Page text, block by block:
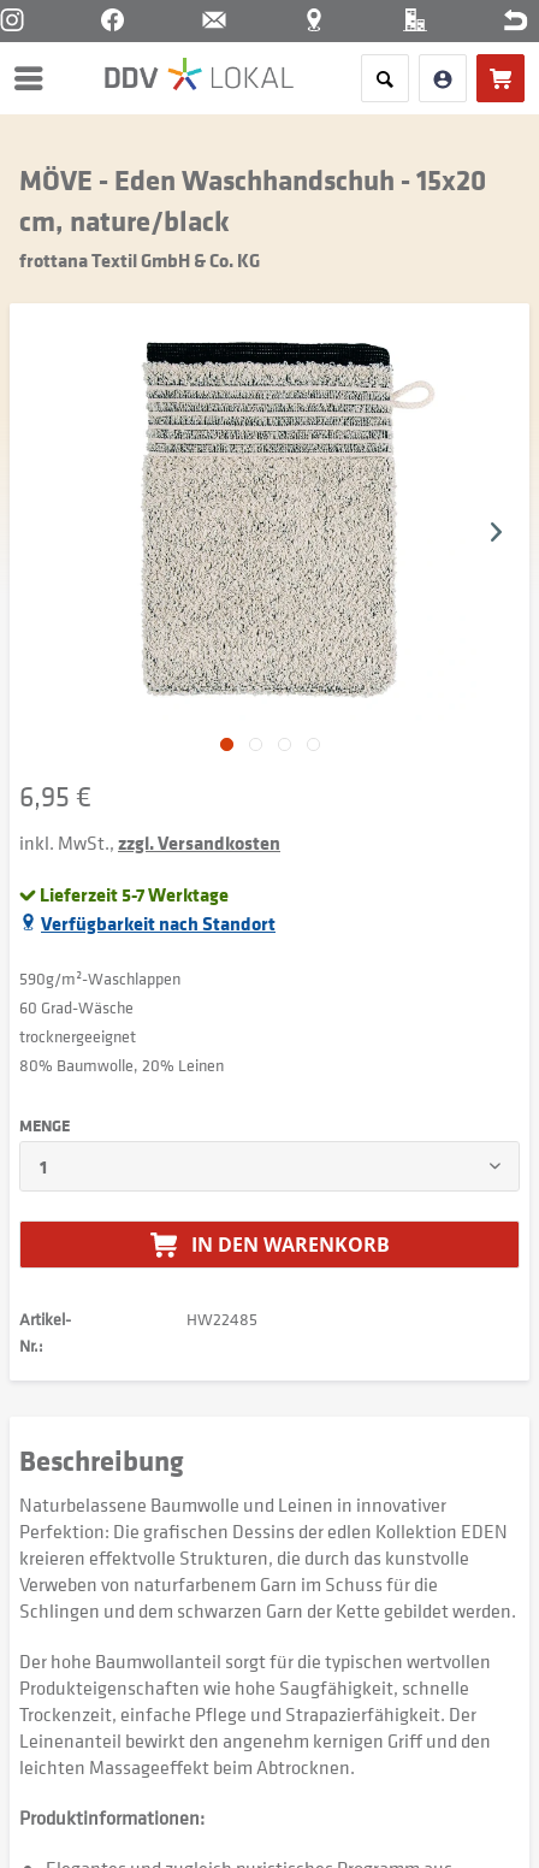
Menü
MÖVE - Eden Waschhandschuh - 15x20
cm, nature/black
frottana Textil GmbH & Co. KG
6,95 €
inkl. MwSt.,zzgl. Versandkosten
Lieferzeit 5-7 Werktage
Verfügbarkeit nach Standort
590g/m²-Waschlappen
60 Grad-Wäsche
trocknergeeignet
80% Baumwolle, 20% Leinen
MENGE
IN DEN WARENKORB
Artikel-
Nr.:
HW22485
Beschreibung
Naturbelassene Baumwolle und Leinen in innovativer
Perfektion: Die grafischen Dessins der edlen Kollektion EDEN
kreieren effektvolle Strukturen, die durch das kunstvolle
Verweben von naturfarbenem Garn im Schuss für die
Schlingen und dem schwarzen Garn der Kette gebildet werden.
Der hohe Baumwollanteil sorgt für die typischen wertvollen
Produkteigenschaften wie hohe Saugfähigkeit, schnelle
Trockenzeit, einfache Pflege und Strapazierfähigkeit. Der
Leinenanteil bewirkt den angenehm kernigen Griff und den
leichten Massageeffekt beim Abtrocknen.
Produktinformationen: